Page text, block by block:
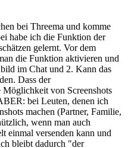
bei Threema und komme
habe ich die Funktion der
gelernt. Vor dem
die Funktion aktivieren und
im Chat und 2. Kann das
Dass der
von Screenshots
bei Leuten, denen ich
machen (Partner, Familie,
wenn man auch
einmal versenden kann und
bleibt dadurch "der